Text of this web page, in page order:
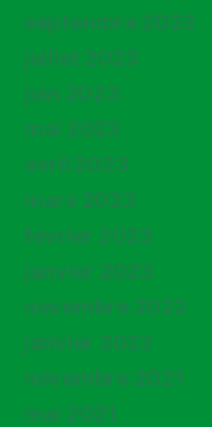
septembre 2023
juillet 2023
juin 2023
mai 2023
avril 2023
mars 2023
février 2023
janvier 2023
novembre 2022
janvier 2022
novembre 2021
mai 2021